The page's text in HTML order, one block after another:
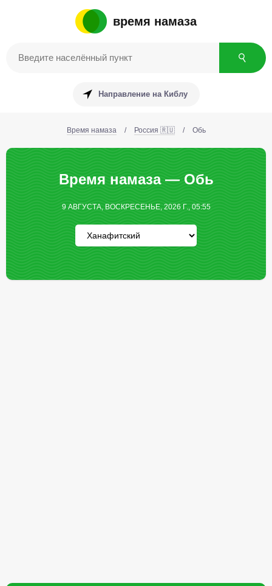
время намаза
Направление на Киблу
Время намаза / Россия 🇷🇺 / Обь
Время намаза — Обь
9 АВГУСТА, ВОСКРЕСЕНЬЕ, 2026 Г., 05:55